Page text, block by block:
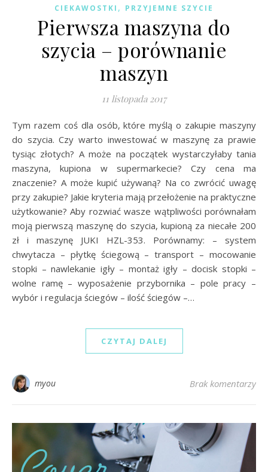
CIEKAWOSTKI , PRZYJEMNE SZYCIE
Pierwsza maszyna do
szycia – porównanie
maszyn
11 listopada 2017
Tym razem coś dla osób, które myślą o zakupie maszyny
do szycia. Czy warto inwestować w maszynę za prawie
tysiąc złotych? A może na początek wystarczyłaby tania
maszyna, kupiona w supermarkecie? Czy cena ma
znaczenie? A może kupić używaną? Na co zwrócić uwagę
przy zakupie? Jakie kryteria mają przełożenie na praktyczne
użytkowanie? Aby rozwiać wasze wątpliwości porównałam
moją pierwszą maszynę do szycia, kupioną za niecałe 200
zł i maszynę JUKI HZL-353. Porównamy: – system
chwytacza – płytkę ściegową – transport – mocowanie
stopki – nawlekanie igły – montaż igły – docisk stopki –
wolne ramę – wyposażenie przybornika – pole pracy –
wybór i regulacja ściegów – ilość ściegów –…
CZYTAJ DALEJ
myou Brak komentarzy